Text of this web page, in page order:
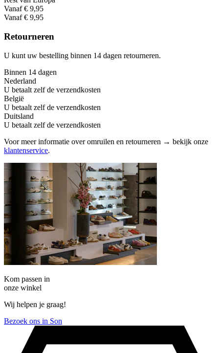
Vanaf € 9,95
Vanaf € 9,95
Retourneren
U kunt uw bestelling binnen 14 dagen retourneren.
Binnen 14 dagen
Nederland
U betaalt zelf de verzendkosten
België
U betaalt zelf de verzendkosten
Duitsland
U betaalt zelf de verzendkosten
Voor meer informatie over omruilen en retourneren → bekijk onze
klantenservice.
Kom passen in
onze winkel
Wij helpen je graag!
Bezoek ons in Son